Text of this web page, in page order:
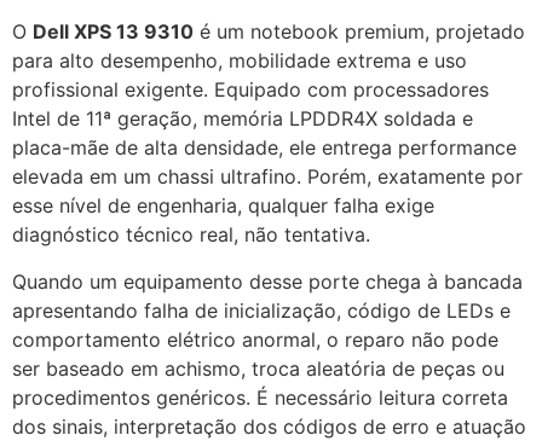
O Dell XPS 13 9310 é um notebook premium, projetado
para alto desempenho, mobilidade extrema e uso
profissional exigente. Equipado com processadores
Intel de 11ª geração, memória LPDDR4X soldada e
placa-mãe de alta densidade, ele entrega performance
elevada em um chassi ultrafino. Porém, exatamente por
esse nível de engenharia, qualquer falha exige
diagnóstico técnico real, não tentativa.
Quando um equipamento desse porte chega à bancada
apresentando falha de inicialização, código de LEDs e
comportamento elétrico anormal, o reparo não pode
ser baseado em achismo, troca aleatória de peças ou
procedimentos genéricos. É necessário leitura correta
dos sinais, interpretação dos códigos de erro e atuação